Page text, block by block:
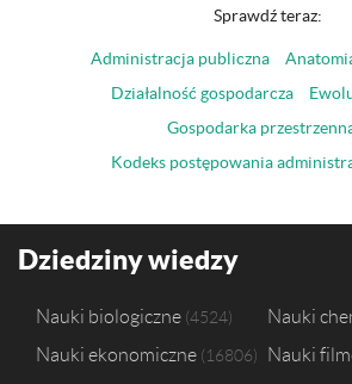
Sprawdź teraz:
Administracja publiczna
Działalność gospodarcza
Gospodarka
Kodeks postępowania
Dziedziny wiedzy
Nauki biologiczne 4524 Nauki
Nauki ekonomiczne 16806 Nauki